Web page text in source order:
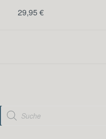
29,95 €
Products
search